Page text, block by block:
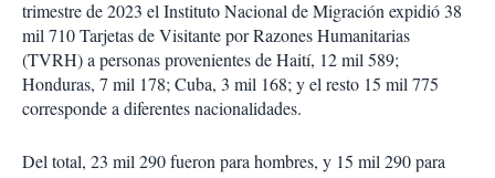
trimestre de 2023 el Instituto Nacional de Migración expidió 38
mil 710 Tarjetas de Visitante por Razones Humanitarias
(TVRH) a personas provenientes de Haití, 12 mil 589;
Honduras, 7 mil 178; Cuba, 3 mil 168; y el resto 15 mil 775
corresponde a diferentes nacionalidades.
Del total, 23 mil 290 fueron para hombres, y 15 mil 290 para